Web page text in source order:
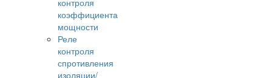
контроля
коэффициента
мощности
Реле
контроля
спротивления
изоляции/